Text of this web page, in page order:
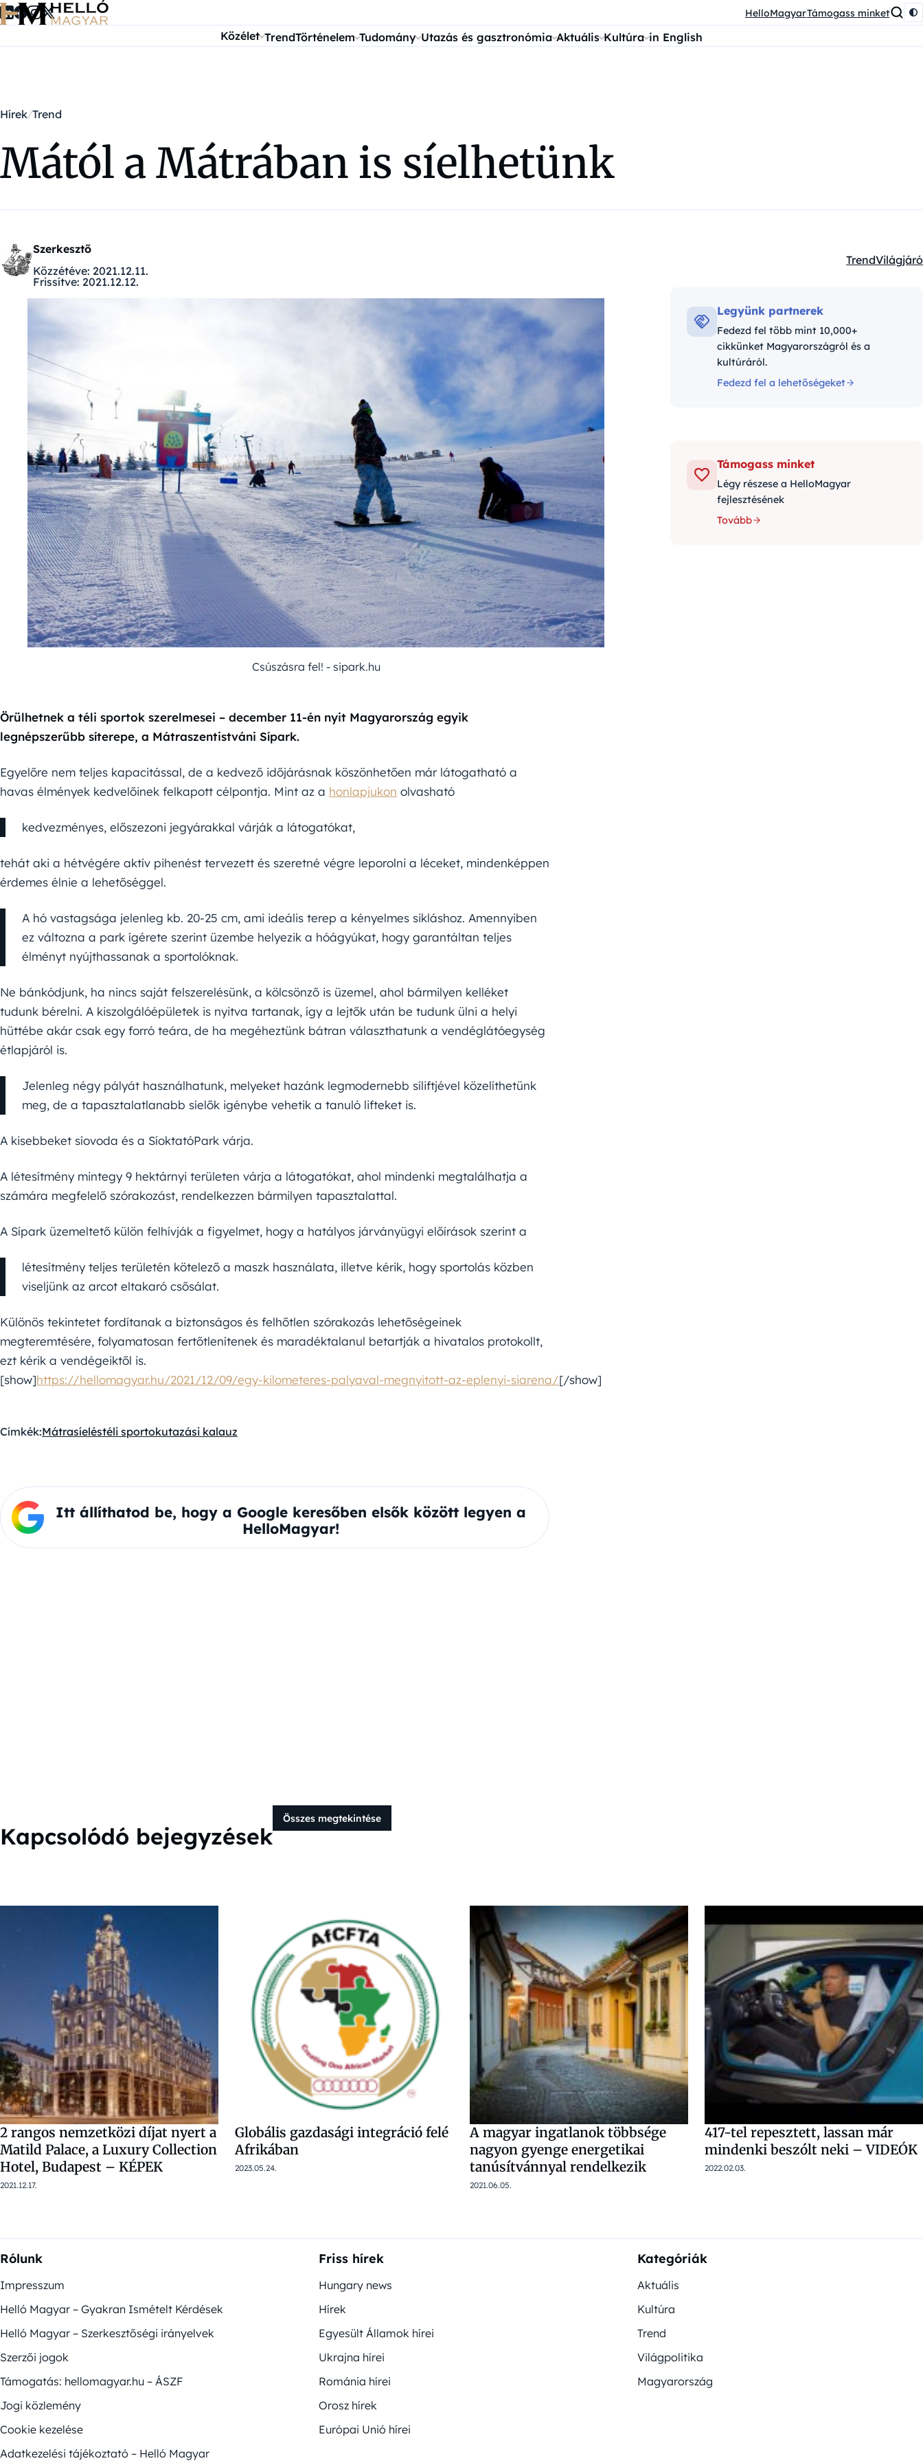
Ugrás a tartalomra HelloMagyarTámogass minket
Közélet TrendTörténelem Tudomány Utazás és gasztronómia Aktuális Kultúra in English
Hírek Trend
Mától a Mátrában is síelhetünk
Szerkesztő
Közzétéve: 2021.12.11.
Frissítve: 2021.12.12.
Kategóriák:
TrendVilágjáró
Csúszásra fel! - sipark.hu
Örülhetnek a téli sportok szerelmesei – december 11-én nyit Magyarország egyik
legnépszerűbb síterepe, a Mátraszentistváni Sípark.
Egyelőre nem teljes kapacitással, de a kedvező időjárásnak köszönhetően már látogatható a
havas élmények kedvelőinek felkapott célpontja. Mint az a honlapjukon olvasható
kedvezményes, előszezoni jegyárakkal várják a látogatókat,
tehát aki a hétvégére aktív pihenést tervezett és szeretné végre leporolni a léceket, mindenképpen
érdemes élnie a lehetőséggel.
A hó vastagsága jelenleg kb. 20-25 cm, ami ideális terep a kényelmes sikláshoz. Amennyiben
ez változna a park ígérete szerint üzembe helyezik a hóágyúkat, hogy garantáltan teljes
élményt nyújthassanak a sportolóknak.
Ne bánkódjunk, ha nincs saját felszerelésünk, a kölcsönző is üzemel, ahol bármilyen kelléket
tudunk bérelni. A kiszolgálóépületek is nyitva tartanak, így a lejtők után be tudunk ülni a helyi
hüttébe akár csak egy forró teára, de ha megéheztünk bátran választhatunk a vendéglátóegység
étlapjáról is.
Jelenleg négy pályát használhatunk, melyeket hazánk legmodernebb síliftjével közelíthetünk
meg, de a tapasztalatlanabb síelők igénybe vehetik a tanuló lifteket is.
A kisebbeket síovoda és a SíoktatóPark várja.
A létesítmény mintegy 9 hektárnyi területen várja a látogatókat, ahol mindenki megtalálhatja a
számára megfelelő szórakozást, rendelkezzen bármilyen tapasztalattal.
A Sípark üzemeltető külön felhívják a figyelmet, hogy a hatályos járványügyi előírások szerint a
létesítmény teljes területén kötelező a maszk használata, illetve kérik, hogy sportolás közben
viseljünk az arcot eltakaró csősálat.
Különös tekintetet fordítanak a biztonságos és felhőtlen szórakozás lehetőségeinek
megteremtésére, folyamatosan fertőtlenítenek és maradéktalanul betartják a hivatalos protokollt,
ezt kérik a vendégeiktől is.
[show]https://hellomagyar.hu/2021/12/09/egy-kilometeres-palyaval-megnyitott-az-eplenyi-siarena/[/show]
Címkék:Mátrasíeléstéli sportokutazási kalauz
Itt állíthatod be, hogy a Google keresőben elsők között legyen a
HelloMagyar!
Legyünk partnerek
Fedezd fel több mint 10,000+
cikkünket Magyarországról és a
kultúráról.
Fedezd fel a lehetőségeket
Támogass minket
Légy részese a HelloMagyar
fejlesztésének
Tovább
Kapcsolódó bejegyzések
Összes megtekintése
2 rangos nemzetközi díjat nyert a
Matild Palace, a Luxury Collection
Hotel, Budapest – KÉPEK
2021.12.17.
Globális gazdasági integráció felé
Afrikában
2023.05.24.
A magyar ingatlanok többsége
nagyon gyenge energetikai
tanúsítvánnyal rendelkezik
2021.06.05.
417-tel repesztett, lassan már
mindenki beszólt neki – VIDEÓK
2022.02.03.
Rólunk
Impresszum
Helló Magyar – Gyakran Ismételt Kérdések
Helló Magyar – Szerkesztőségi irányelvek
Szerzői jogok
Támogatás: hellomagyar.hu – ÁSZF
Jogi közlemény
Cookie kezelése
Adatkezelési tájékoztató – Helló Magyar
Friss hírek
Hungary news
Hírek
Egyesült Államok hírei
Ukrajna hírei
Románia hírei
Orosz hírek
Európai Unió hírei
Kategóriák
Aktuális
Kultúra
Trend
Világpolitika
Magyarország